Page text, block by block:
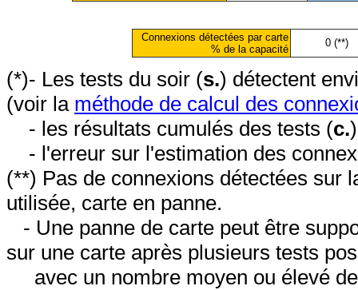
Connexions détectées par carte
% de la capacité
0 (**)
(*)- Les tests du soir (s.) détectent
(voir la méthode de calcul des
- les résultats cumulés des tests (c.
- l'erreur sur l'estimation des
(**) Pas de connexions détectées sur
utilisée, carte en panne.
- Une panne de carte peut être
sur une carte après plusieurs tests
avec un nombre moyen ou élevé